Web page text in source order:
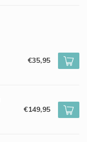
€35,95
€149,95